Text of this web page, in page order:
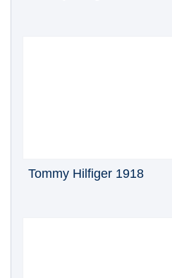
Tommy Hilfiger 1918